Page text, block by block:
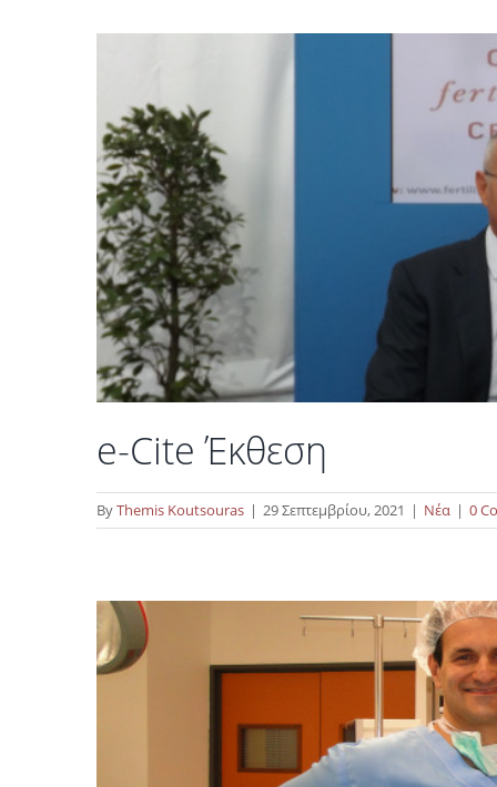
e-Cite Έκθεση
ByThemis Koutsouras | 29 Σεπτεμβρίου, 2021 | Νέα | 0